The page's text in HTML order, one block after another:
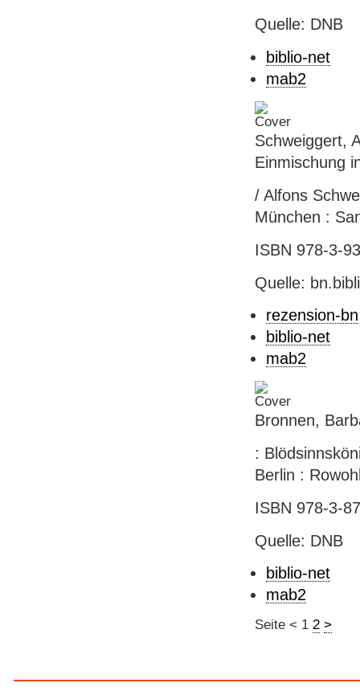
Quelle: DNB
biblio-net
mab2
Schweiggert,
Einmischung
/ Alfons
München :
ISBN 978-3-
Quelle:
rezension-bn
biblio-net
mab2
Bronnen,
:
Berlin :
ISBN 978-3-
Quelle: DNB
biblio-net
mab2
Seite < 1 2 >